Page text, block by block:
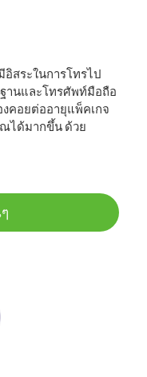
สระในการโทรไป
านและโทรศัพท์มือถือ
คอยต่ออายุแพ็คเกจ
ได้มากขึ้น ด้วย